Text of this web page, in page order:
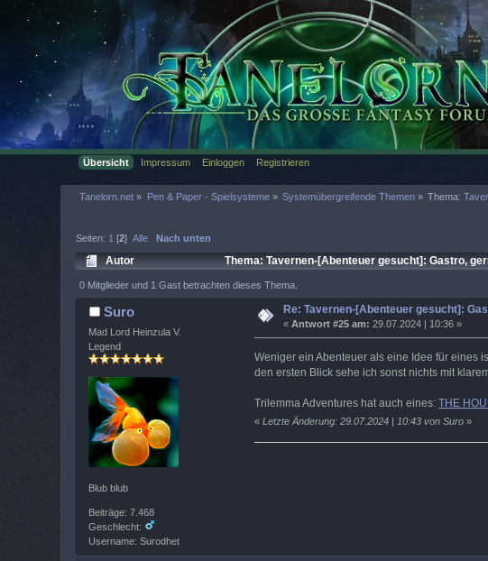
Übersicht Impressum Einloggen Registrieren
Tanelorn.net » Pen & Paper - Spielsysteme» Systemübergreifende Themen » Thema:
Seiten: 1 [2]Alle Nach unten
Autor Thema: Tavernen-[Abenteuer gesucht]: Gastro,
0 Mitglieder und 1 Gast betrachten dieses Thema.
Suro
Mad Lord Heinzula V.
Legend
Blub blub
Beiträge: 7.468
Geschlecht:
Username: Surodhet
Re: Tavernen-[Abenteuer gesucht]:
«Antwort #25 am: 29.07.2024 | 10:36 »
Weniger ein Abenteuer als eine Idee für eines
den ersten Blick sehe ich sonst nichts mit
Trilemma Adventures hat auch eines: THE
« Letzte Änderung: 29.07.2024 | 10:43 von Suro»